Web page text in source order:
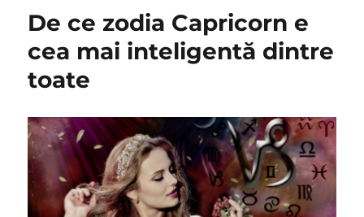
De ce zodia Capricorn e
cea mai inteligentă dintre
toate